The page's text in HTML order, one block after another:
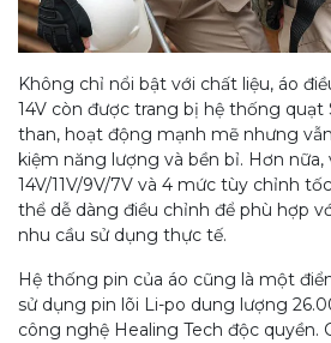
Không chỉ nổi bật với chất liệu, áo
14V còn được trang bị hệ thống quạt
than, hoạt động mạnh mẽ nhưng
kiệm năng lượng và bền bỉ. Hơn
14V/11V/9V/7V và 4 mức tùy chỉnh
thể dễ dàng điều chỉnh để phù hợp
nhu cầu sử dụng thực tế.
Hệ thống pin của áo cũng là một
sử dụng pin lõi Li-po dung lượng
công nghệ Healing Tech độc quyền.